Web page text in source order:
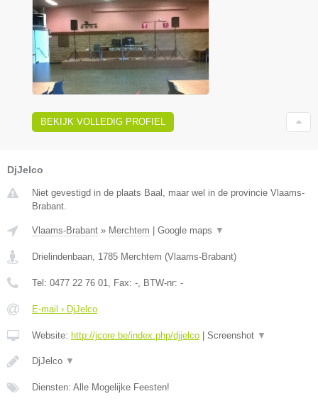
BEKIJK VOLLEDIG PROFIEL
DjJelco
Niet gevestigd in de plaats Baal, maar wel in de provincie Vlaams-
Brabant.
Vlaams-Brabant » Merchtem | Google maps ▼
Drielindenbaan 1785 Merchtem (Vlaams-Brabant)
Tel: 0477 22 76 01 , Fax: - , BTW-nr: -
E-mail › DjJelco
Website: http://jcore.be/index.php/djjelco | Screenshot ▼
DjJelco ▼
Diensten: Alle Mogelijke Feesten!